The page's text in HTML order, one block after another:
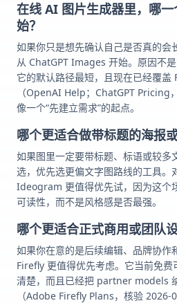
在线 AI 图片生成器里，哪
始？
如果你只是想先确认自己是否真的会
从 ChatGPT Images 开始。原因不
它的默认路径最短，且现在已经覆盖
（OpenAI Help；ChatGPT Pricing
像一个“先建立需求”的起点。
哪个更适合做带标题的海报或
如果图里一定要带标题、标语或较多
选，优先选更偏文字图路线的工具。
Ideogram 更值得优先试，因为这个
可读性，而不是风格感是否最强。
哪个更适合正式商用或团队
如果你在意的是后续编辑、品牌协
Firefly 更值得优先考虑。它当前免
清楚，而且已经把 partner models
（Adobe Firefly Plans，核验 2026-